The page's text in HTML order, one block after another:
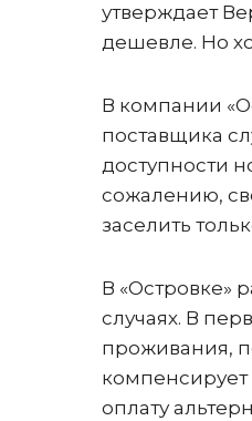
утверждает
дешевле. Но
В компании
поставщика
доступности
сожалению,
заселить
В «Островке»
случаях. В
проживания,
компенсирует
оплату